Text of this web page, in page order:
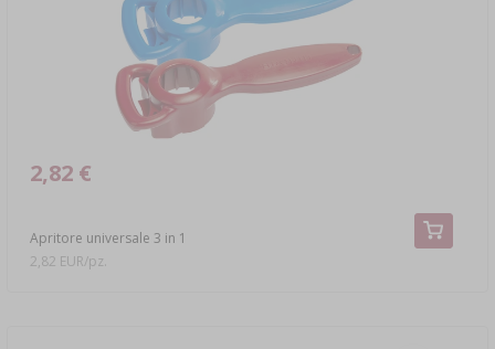
Apritore universale 3 in 1
2,82 €
2,82 EUR/pz.